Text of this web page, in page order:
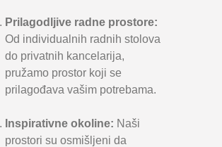
Prilagodljive radne prostore:
Od individualnih radnih stolova
do privatnih kancelarija,
pružamo prostor koji se
prilagođava vašim potrebama.
Inspirativne okoline: Naši
prostori su osmišljeni da